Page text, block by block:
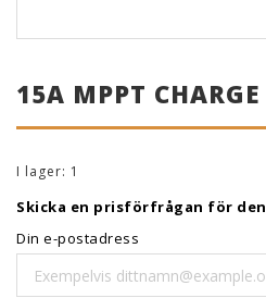
15A MPPT
I lager: 1
Skicka en prisförfrågan för
Din e-postadress